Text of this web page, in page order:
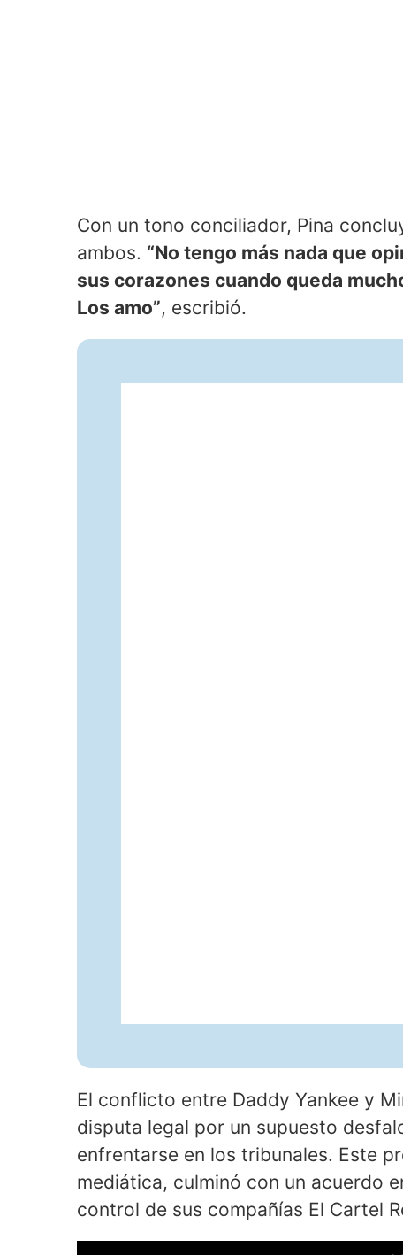
Con un tono conciliador, Pina
ambos. “No tengo más nada que
sus corazones cuando queda
Los amo”, escribió.
El conflicto entre Daddy Yankee y
disputa legal por un supuesto
enfrentarse en los tribunales. Este
mediática, culminó con un acuerdo
control de sus compañías El Cartel